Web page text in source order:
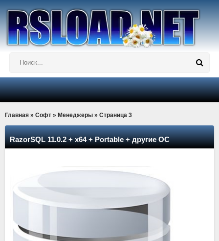
Главная » Софт » Менеджеры » Страница 3
RazorSQL 11.0.2 + x64 + Portable + другие ОС